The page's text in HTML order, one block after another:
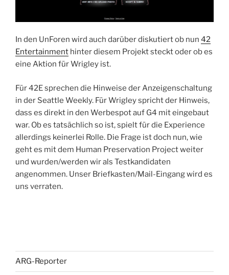
In den UnForen wird auch darüber diskutiert ob nun 42
Entertainment hinter diesem Projekt steckt oder ob es
eine Aktion für Wrigley ist.
Für 42E sprechen die Hinweise der Anzeigenschaltung
in der Seattle Weekly. Für Wrigley spricht der Hinweis,
dass es direkt in den Werbespot auf G4 mit eingebaut
war. Ob es tatsächlich so ist, spielt für die Experience
allerdings keinerlei Rolle. Die Frage ist doch nun, wie
geht es mit dem Human Preservation Project weiter
und wurden/werden wir als Testkandidaten
angenommen. Unser Briefkasten/Mail-Eingang wird es
uns verraten.
ARG-Reporter